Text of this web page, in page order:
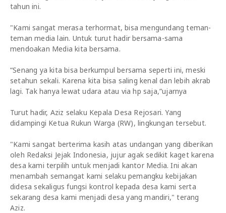
tahun ini.
"Kami sangat merasa terhormat, bisa mengundang teman-
teman media lain. Untuk turut hadir bersama-sama
mendoakan Media kita bersama.
“Senang ya kita bisa berkumpul bersama seperti ini, meski
setahun sekali. Karena kita bisa saling kenal dan lebih akrab
lagi. Tak hanya lewat udara atau via hp saja,”ujarnya
Turut hadir, Aziz selaku Kepala Desa Rejosari. Yang
didampingi Ketua Rukun Warga (RW), lingkungan tersebut.
"Kami sangat berterima kasih atas undangan yang diberikan
oleh Redaksi Jejak Indonesia, jujur agak sedikit kaget karena
desa kami terpilih untuk menjadi kantor Media. Ini akan
menambah semangat kami selaku pemangku kebijakan
didesa sekaligus fungsi kontrol kepada desa kami serta
sekarang desa kami menjadi desa yang mandiri," terang
Aziz.